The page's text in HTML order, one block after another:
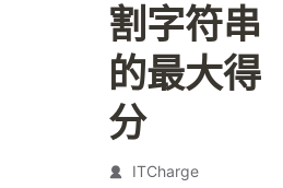
割字符串
的最大得
分
ITCharge